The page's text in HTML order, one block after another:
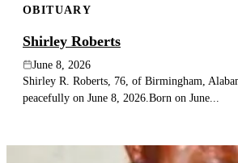
OBITUARY
Shirley Roberts
June 8, 2026
Shirley R. Roberts, 76, of Birmingham,
peacefully on June 8, 2026.Born on June...